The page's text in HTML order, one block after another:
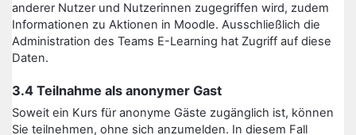
anderer Nutzer und Nutzerinnen zugegriffen wird, zudem
Informationen zu Aktionen in Moodle. Ausschließlich die
Administration des Teams E-Learning hat Zugriff auf diese
Daten.
3.4 Teilnahme als anonymer Gast
Soweit ein Kurs für anonyme Gäste zugänglich ist, können
Sie teilnehmen, ohne sich anzumelden. In diesem Fall